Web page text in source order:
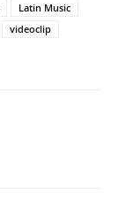
Latin Music
videoclip